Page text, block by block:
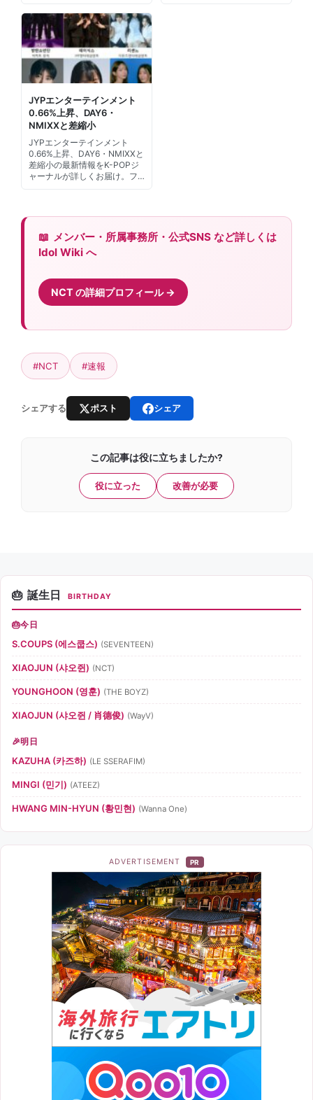
JYPエンターテインメント
0.66%上昇、DAY6・
NMIXXと差縮小
JYPエンターテインメント
0.66%上昇、DAY6・NMIXXと
差縮小の最新情報をK-POPジ
ャーナルが詳しくお届け。フ…
メンバー・所属事務所・公式SNS など詳しくは
Idol Wiki へ
NCT の詳細プロフィール
#NCT #速報
シェアする ポスト シェア
この記事は役に立ちましたか?
役に立った 改善が必要
誕生日 BIRTHDAY
今日
S.COUPS (에스쿱스) (SEVENTEEN)
XIAOJUN (샤오쥔) (NCT)
YOUNGHOON (영훈) (THE BOYZ)
XIAOJUN (샤오쥔 / 肖德俊) (WayV)
明日
KAZUHA (카즈하) (LE SSERAFIM)
MINGI (민기) (ATEEZ)
HWANG MIN-HYUN (황민현) (Wanna One)
ADVERTISEMENT PR